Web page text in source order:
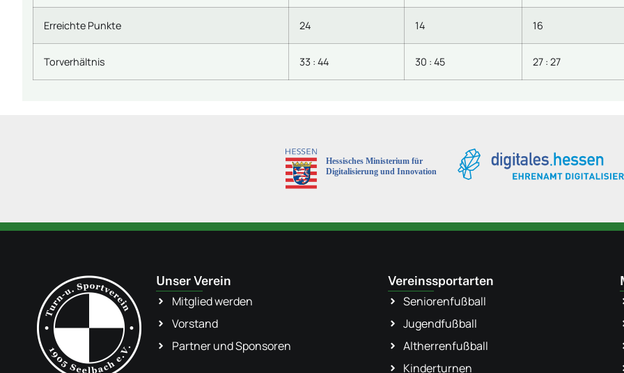
Erreichte Punkte 24 14 16
Torverhältnis 33 : 44 30 : 45 27 : 27
Unser Verein
Mitglied werden
Vorstand
Partner und Sponsoren
Vereinssportarten
Seniorenfußball
Jugendfußball
Altherrenfußball
Kinderturnen